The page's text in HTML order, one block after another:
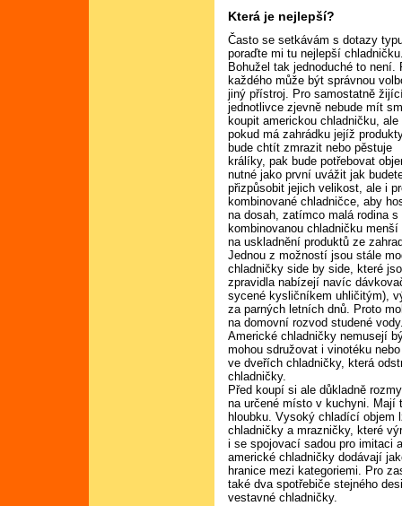
Která je nejlepší?
Často se setkávám s dotazy
poraďte mi tu nejlepší
Bohužel tak jednoduché to není.
každého může být správnou
jiný přístroj. Pro samostatně
jednotlivce zjevně nebude mít
koupit americkou chladničku, ale
pokud má zahrádku jejíž
bude chtít zmrazit nebo pěstuje
králíky, pak bude potřebovat
nutné jako první uvážit jak
přizpůsobit jejich velikost, ale i
kombinované chladničce, aby
na dosah, zatímco malá rodina
kombinovanou chladničku
na uskladnění produktů ze
Jednou z možností jsou stále
chladničky side by side, které
zpravidla nabízejí navíc
sycené kysličníkem uhličitým),
za parných letních dnů. Proto
na domovní rozvod studené
Americké chladničky nemusejí
mohou sdružovat i vinotéku
ve dveřích chladničky, která
chladničky.
Před koupí si ale důkladně
na určené místo v kuchyni.
hloubku. Vysoký chladící objem
chladničky a mrazničky, které
i se spojovací sadou pro imitaci
americké chladničky dodávají
hranice mezi kategoriemi. Pro
také dva spotřebiče stejného
vestavné chladničky.